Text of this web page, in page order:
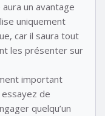
un avantage
uniquement
car il saura tout
les présenter sur
important
de
quelqu’un